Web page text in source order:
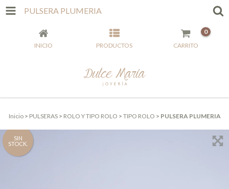
PULSERA PLUMERIA
INICIO PRODUCTOS CARRITO
0
Inicio > PULSERAS > ROLO Y TIPO ROLO > TIPO ROLO > PULSERA PLUMERIA
SIN
STOCK.